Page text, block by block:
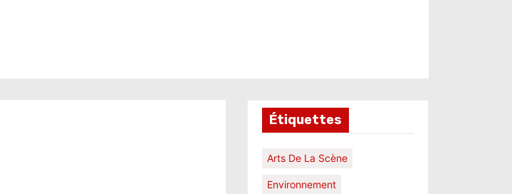
Étiquettes
Arts De La Scène
Environnement